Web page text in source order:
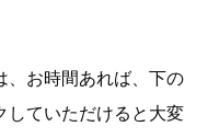
、お時間あれば、下の
していただけると大変